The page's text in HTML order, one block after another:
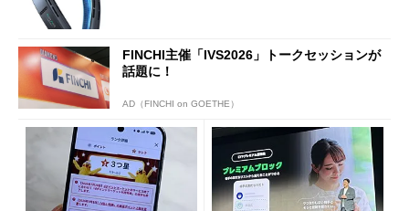
FINCHI主催「IVS2026」トークセッションが
話題に！
AD（FINCHI on GOETHE）